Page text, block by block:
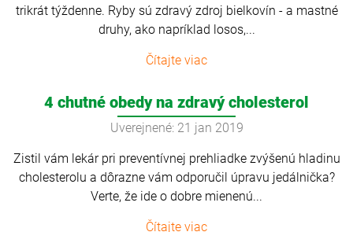
trikrát týždenne. Ryby sú zdravý zdroj bielkovín - a mastné
druhy, ako napríklad losos,...
Čítajte viac
4 chutné obedy na zdravý cholesterol
Uverejnené: 21 jan 2019
Zistil vám lekár pri preventívnej prehliadke zvýšenú hladinu
cholesterolu a dôrazne vám odporučil úpravu jedálnička?
Verte, že ide o dobre mienenú...
Čítajte viac